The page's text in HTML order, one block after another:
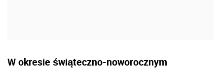
W okresie świąteczno-noworocznym